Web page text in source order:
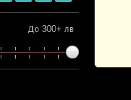
До 300+ лв